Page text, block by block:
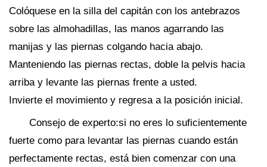
Colóquese en la silla del capitán con los antebrazos
sobre las almohadillas, las manos agarrando las
manijas y las piernas colgando hacia abajo.
Manteniendo las piernas rectas, doble la pelvis hacia
arriba y levante las piernas frente a usted.
Invierte el movimiento y regresa a la posición inicial.
Consejo de experto:si no eres lo suficientemente
fuerte como para levantar las piernas cuando están
perfectamente rectas, está bien comenzar con una